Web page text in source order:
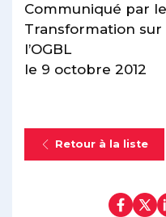
Communiqué par
Transformation sur
l’OGBL
le 9 octobre 2012
Retour à la liste